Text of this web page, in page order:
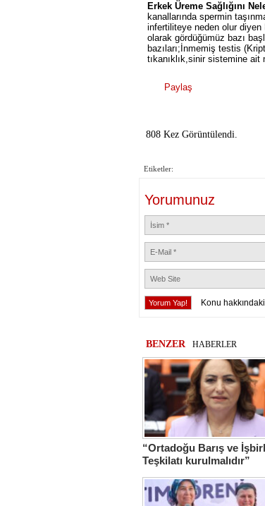
Erkek Üreme Sağlığını
kanallarında spermin
infertiliteye neden olur diyen
olarak gördüğümüz bazı
bazıları;İnmemiş testis
tıkanıklık,sinir sistemine ait
Paylaş
808 Kez Görüntülendi.
Etiketler:
Yorumunuz
Konu
BENZER HABERLER
“Ortadoğu Barış ve
Teşkilatı kurulmalıdır”